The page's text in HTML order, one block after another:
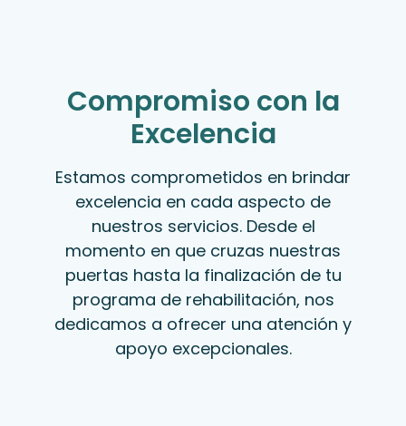
Compromiso con la
Excelencia
Estamos comprometidos en brindar
excelencia en cada aspecto de
nuestros servicios. Desde el
momento en que cruzas nuestras
puertas hasta la finalización de tu
programa de rehabilitación, nos
dedicamos a ofrecer una atención y
apoyo excepcionales.